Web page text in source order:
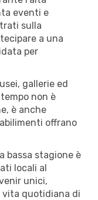
eventi e
sulla
a una
per
gallerie ed
non è
è anche
offrano
bassa stagione è
locali al
unici,
vita quotidiana di